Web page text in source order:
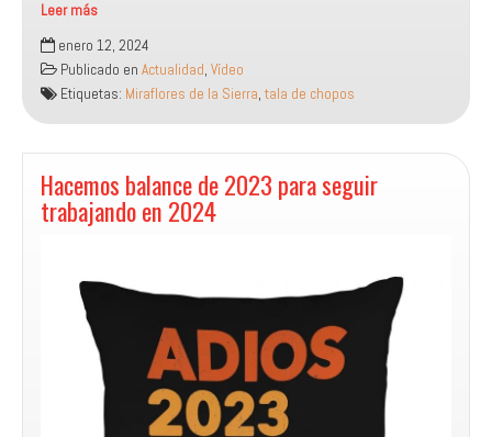
Leer más
El
Ayuntamiento
de
Miraflores
consuma
la
tala
de
los
enero 12, 2024
Publicado en Actualidad, Vídeo
Etiquetas: Miraflores de la Sierra, tala de chopos
Hacemos balance de 2023 para seguir
trabajando en 2024